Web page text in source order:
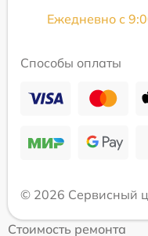
Ежедневно с
Способы оплаты
© 2026 Сервисный
Стоимость ремонта